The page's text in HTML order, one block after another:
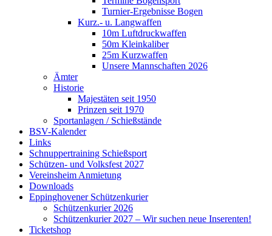
Turnier-Ergebnisse Bogen
Kurz.- u. Langwaffen
10m Luftdruckwaffen
50m Kleinkaliber
25m Kurzwaffen
Unsere Mannschaften 2026
Ämter
Historie
Majestäten seit 1950
Prinzen seit 1970
Sportanlagen / Schießstände
BSV-Kalender
Links
Schnuppertraining Schießsport
Schützen- und Volksfest 2027
Vereinsheim Anmietung
Downloads
Eppinghovener Schützenkurier
Schützenkurier 2026
Schützenkurier 2027 – Wir suchen neue Inserenten!
Ticketshop